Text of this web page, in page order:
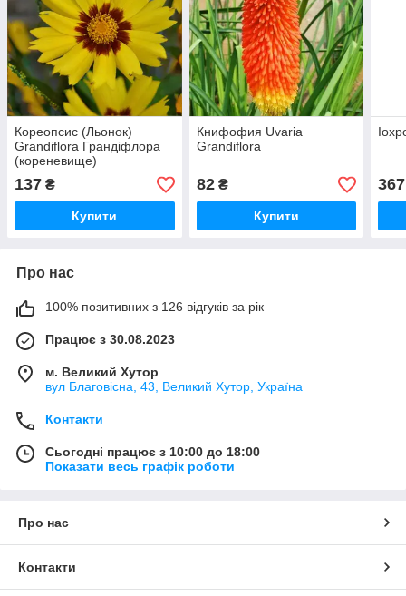
Кореопсис (Льонок)
Grandiflora Грандіфлора
(кореневище)
137 ₴
Купити
Книфофия Uvaria
Grandiflora
82₴
Купити
367
Про нас
100% позитивних з 126 відгуків за рік
Працює з 30.08.2023
м. Великий Хутор
вул Благовісна, 43, Великий Хутор, Україна
Контакти
Сьогодні працює з 10:00 до 18:00
Показати весь графік роботи
Про нас
Контакти